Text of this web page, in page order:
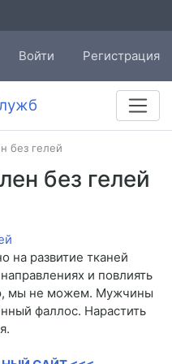
Войти Регистрация
без гелей
без гелей
на развитие тканей
и повлиять
мы не можем. Мужчины
фаллос. Нарастить